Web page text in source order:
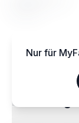
Nur für